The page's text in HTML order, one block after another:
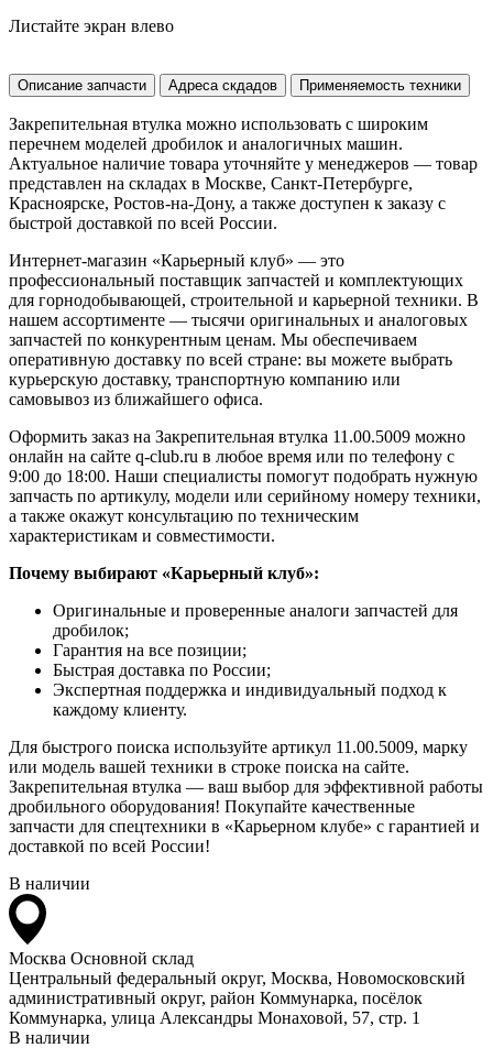
Листайте экран влево
Описание запчасти Адреса скдадов Применяемость техники
Закрепительная втулка можно использовать с широким
перечнем моделей дробилок и аналогичных машин.
Актуальное наличие товара уточняйте у менеджеров — товар
представлен на складах в Москве, Санкт-Петербурге,
Красноярске, Ростов-на-Дону, а также доступен к заказу с
быстрой доставкой по всей России.
Интернет-магазин «Карьерный клуб» — это
профессиональный поставщик запчастей и комплектующих
для горнодобывающей, строительной и карьерной техники. В
нашем ассортименте — тысячи оригинальных и аналоговых
запчастей по конкурентным ценам. Мы обеспечиваем
оперативную доставку по всей стране: вы можете выбрать
курьерскую доставку, транспортную компанию или
самовывоз из ближайшего офиса.
Оформить заказ на Закрепительная втулка 11.00.5009 можно
онлайн на сайте q-club.ru в любое время или по телефону с
9:00 до 18:00. Наши специалисты помогут подобрать нужную
запчасть по артикулу, модели или серийному номеру техники,
а также окажут консультацию по техническим
характеристикам и совместимости.
Почему выбирают «Карьерный клуб»:
Оригинальные и проверенные аналоги запчастей для
дробилок;
Гарантия на все позиции;
Быстрая доставка по России;
Экспертная поддержка и индивидуальный подход к
каждому клиенту.
Для быстрого поиска используйте артикул 11.00.5009, марку
или модель вашей техники в строке поиска на сайте.
Закрепительная втулка — ваш выбор для эффективной работы
дробильного оборудования! Покупайте качественные
запчасти для спецтехники в «Карьерном клубе» с гарантией и
доставкой по всей России!
В наличии
Москва Основной склад
Центральный федеральный округ, Москва, Новомосковский
административный округ, район Коммунарка, посёлок
Коммунарка, улица Александры Монаховой, 57, стр. 1
В наличии